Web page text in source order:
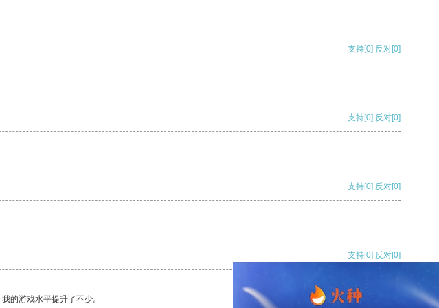
支持[0] 反对[0]
支持[0] 反对[0]
支持[0] 反对[0]
支持[0] 反对[0]
的游戏水平提升了不少。